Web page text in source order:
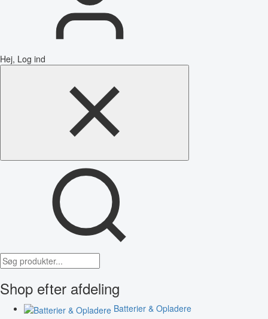
Hej, Log ind
Shop efter afdeling
Batterier & Opladere